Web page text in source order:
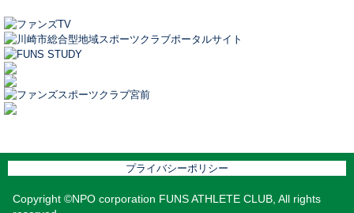
プライバシーポリシー
Copyright ©NPO corporation FUNS ATHLETE CLUB, All rights